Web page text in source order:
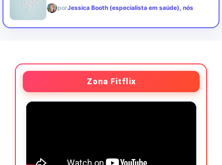
porJessica Booth (especialista em saúde), nós
Zona Fitflix